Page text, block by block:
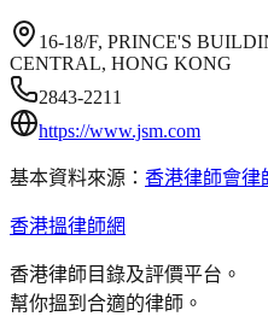
16-18/F, PRINCE'S
CENTRAL, HONG KONG
2843-2211
https://www.jsm.com
基本資料來源： 香港律師會律
香港搵律師網
香港律師目錄及評價平台。
幫你搵到合適的律師。